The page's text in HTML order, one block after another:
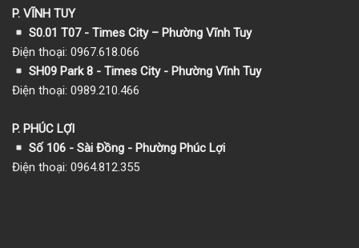
P. VĨNH TUY
S0.01 T07 - Times City – Phường Vĩnh Tuy
Điện thoại: 0967.618.066
SH09 Park 8 - Times City - Phường Vĩnh Tuy
Điện thoại: 0989.210.466
P. PHÚC LỢI
Số 106 - Sài Đồng - Phường Phúc Lợi
Điện thoại: 0964.812.355